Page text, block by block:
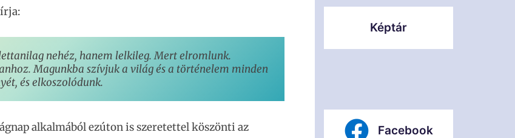
nehéz, hanem lelkileg. Mert elromlunk.
Magunkba szívjuk a világ és a történelem minden
és elkoszolódunk.
alkalmából ezúton is szeretettel köszönti az
Képtár
Facebook